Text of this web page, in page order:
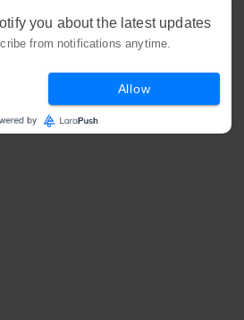
you about the latest updates
from notifications anytime.
Allow